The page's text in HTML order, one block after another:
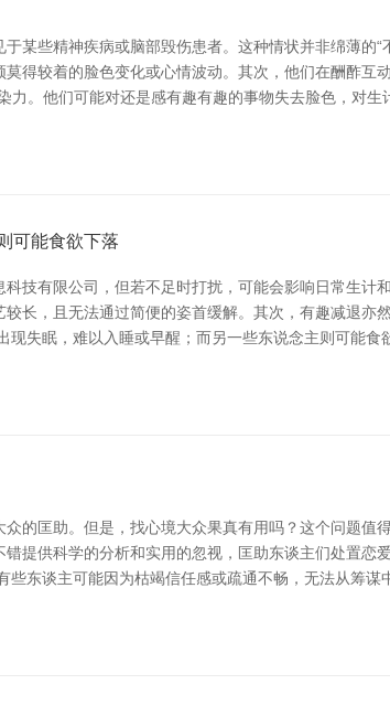
某些精神疾病或脑部毁伤患者。这种情状并非绵薄的
得较着的脸色变化或心情波动。其次，他们在酬酢互
力。他们可能对还是感有趣有趣的事物失去脸色，对生
可能食欲下落
技有限公司，但若不足时打扰，可能会影响日常生
长，且无法通过简便的姿首缓解。其次，有趣减退
失眠，难以入睡或早醒；而另一些东说念主则可能食
的匡助。但是，找心境大众果真有用吗？这个问题
提供科学的分析和实用的忽视，匡助东谈主们处置
东谈主可能因为枯竭信任感或疏通不畅，无法从筹谋